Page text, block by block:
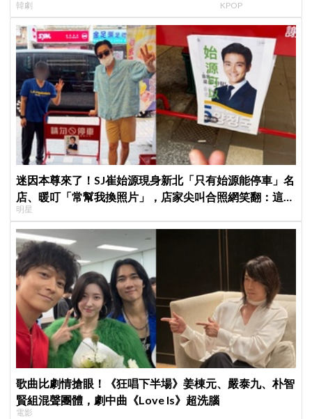
面就變天」設定超鬧
韓劇 KPOP
迷因本尊來了！SJ崔始源現身新北「只有始源能停車」名
店、暖叮「常幫我換照片」，店家尖叫合照網笑翻：這輩
子不能脫粉了
明星
歌曲比劇情搶眼！《狂唱下半場》姜棟元、嚴泰九、朴智
賢組混聲團體，劇中曲《Love Is》超洗腦
電影